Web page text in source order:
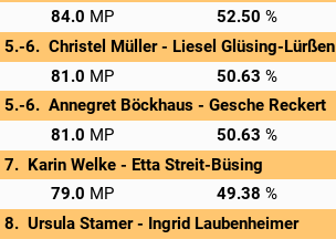
Privatscore
84.0 52.50
Christel Müller - Liesel Glüsing-Lürßen
Privatscore
81.0
50.63
Annegret Böckhaus - Gesche Reckert
Privatscore
81.0
50.63
Karin Welke - Etta Streit-Büsing
Privatscore
79.0
49.38
Ursula Stamer - Ingrid Laubenheimer